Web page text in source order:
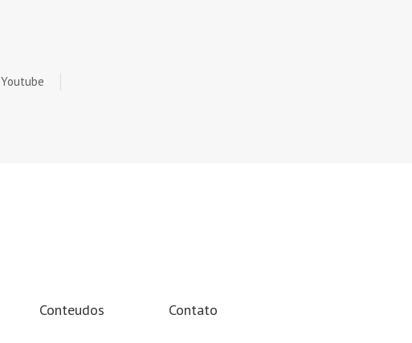
Youtube
Conteudos Contato